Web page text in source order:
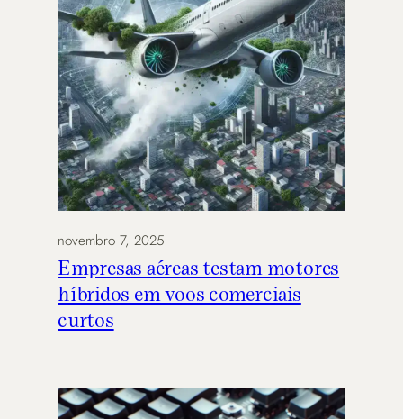
novembro 7, 2025
Empresas aéreas testam motores
híbridos em voos comerciais
curtos